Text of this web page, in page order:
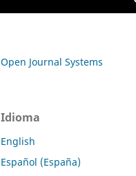
Open Journal Systems
Idioma
English
Español (España)